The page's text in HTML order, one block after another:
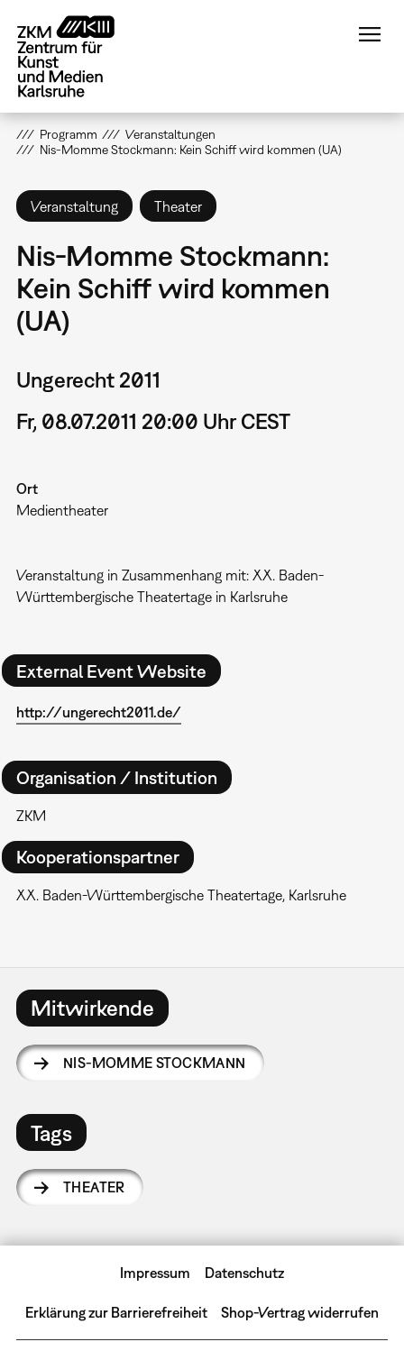
zum
Inhalt
Programm
Veranstaltungen
Nis-Momme Stockmann: Kein Schiff wird kommen (UA)
Veranstaltung Theater
Nis-Momme Stockmann:
Kein Schiff wird kommen
(UA)
Ungerecht 2011
Fr, 08.07.2011 20:00 Uhr CEST
Ort
Medientheater
Veranstaltung in Zusammenhang mit: XX. Baden-
Württembergische Theatertage in Karlsruhe
External Event Website
http://ungerecht2011.de/
Organisation / Institution
ZKM
Kooperationspartner
XX. Baden-Württembergische Theatertage, Karlsruhe
Mitwirkende
NIS-MOMME STOCKMANN
Tags
THEATER
Impressum Datenschutz
Erklärung zur Barrierefreiheit Shop-Vertrag widerrufen